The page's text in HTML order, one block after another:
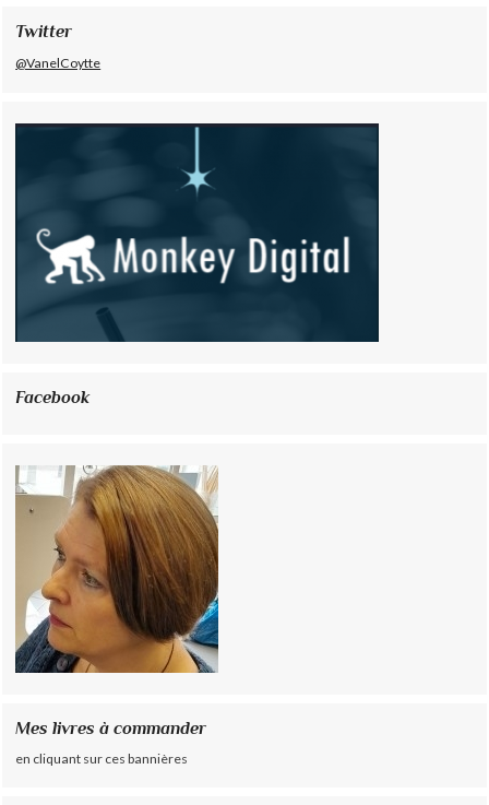
Twitter
@VanelCoytte
Facebook
Mes livres à commander
en cliquant sur ces bannières